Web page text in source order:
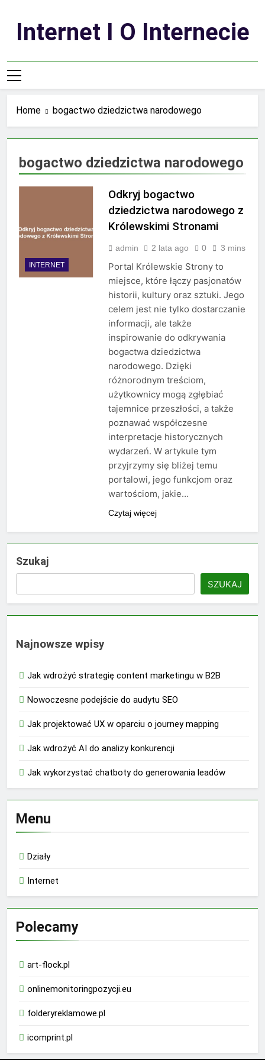
contentInternet I O Internecie
Home bogactwo dziedzictwa narodowego
bogactwo dziedzictwa narodowego
INTERNET
Odkryj bogactwo
dziedzictwa narodowego z
Królewskimi Stronami
admin 2 lata ago 0 3 mins
Portal Królewskie Strony to
miejsce, które łączy pasjonatów
historii, kultury oraz sztuki. Jego
celem jest nie tylko dostarczanie
informacji, ale także
inspirowanie do odkrywania
bogactwa dziedzictwa
narodowego. Dzięki
różnorodnym treściom,
użytkownicy mogą zgłębiać
tajemnice przeszłości, a także
poznawać współczesne
interpretacje historycznych
wydarzeń. W artykule tym
przyjrzymy się bliżej temu
portalowi, jego funkcjom oraz
wartościom, jakie…
Czytaj więcej
Szukaj
SZUKAJ
Najnowsze wpisy
Jak wdrożyć strategię content marketingu w B2B
Nowoczesne podejście do audytu SEO
Jak projektować UX w oparciu o journey mapping
Jak wdrożyć AI do analizy konkurencji
Jak wykorzystać chatboty do generowania leadów
Menu
Działy
Internet
Polecamy
art-flock.pl
onlinemonitoringpozycji.eu
folderyreklamowe.pl
icomprint.pl